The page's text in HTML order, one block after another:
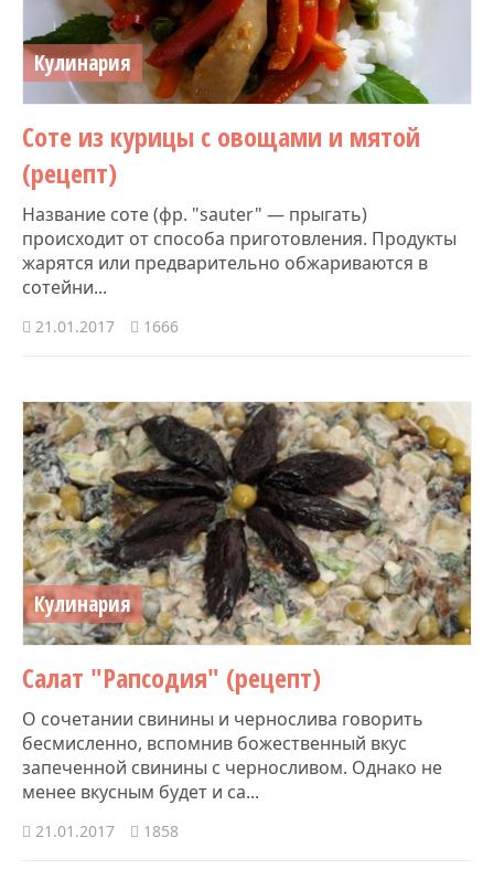
Кулинария
Соте из курицы с овощами и мятой
(рецепт)
Название соте (фр. "sauter" — прыгать)
происходит от способа приготовления. Продукты
жарятся или предварительно обжариваются в
сотейни...
21.01.2017 1666
Кулинария
Салат "Рапсодия" (рецепт)
О сочетании свинины и чернослива говорить
бесмисленно, вспомнив божественный вкус
запеченной свинины с черносливом. Однако не
менее вкусным будет и са...
21.01.2017 1858